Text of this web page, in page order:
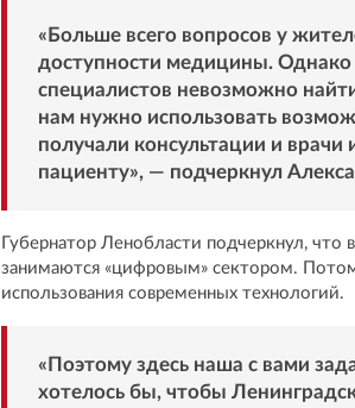
«Больше всего вопросов у
доступности медицины.
специалистов невозможно
нам нужно использовать
получали консультации и
пациенту», — подчеркнул
Губернатор Ленобласти подчеркнул,
занимаются «цифровым» сектором.
использования современных технологий.
«Поэтому здесь наша с вами
хотелось бы, чтобы